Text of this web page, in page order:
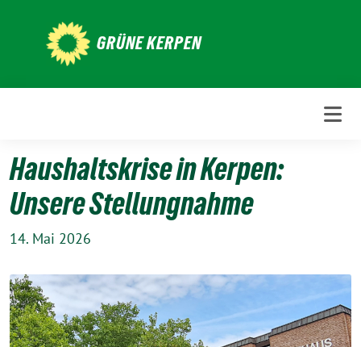
GRÜNE KERPEN
Haushaltskrise in Kerpen:
Unsere Stellungnahme
14. Mai 2026